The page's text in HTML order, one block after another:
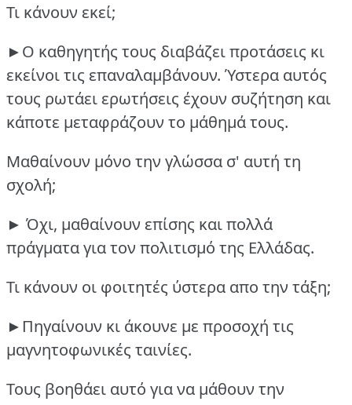
Τι κάνουν εκεί;
►Ο καθηγητής τους διαβάζει προτάσεις κι
εκείνοι τις επαναλαμβάνουν. Ύστερα αυτός
τους ρωτάει ερωτήσεις έχουν συζήτηση και
κάποτε μεταφράζουν το μάθημά τους.
Μαθαίνουν μόνο την γλώσσα σ' αυτή τη
σχολή;
► Όχι, μαθαίνουν επίσης και πολλά
πράγματα για τον πολιτισμό της Ελλάδας.
Τι κάνουν οι φοιτητές ύστερα απο την τάξη;
►Πηγαίνουν κι άκουνε με προσοχή τις
μαγνητοφωνικές ταινίες.
Τους βοηθάει αυτό για να μάθουν την